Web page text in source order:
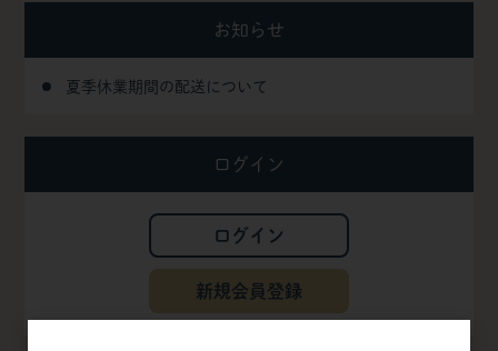
お知らせ
夏季休業期間の配送について
ログイン
ログイン
新規会員登録